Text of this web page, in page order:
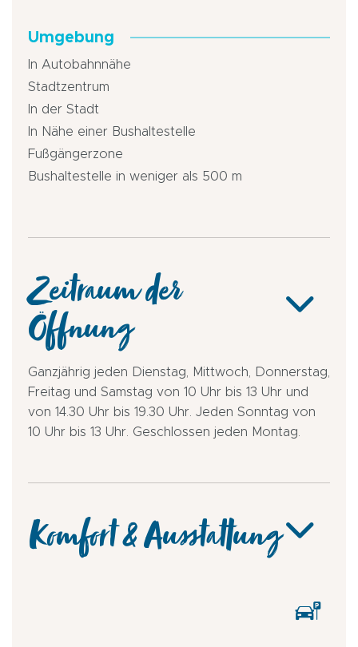
Umgebung
In Autobahnnähe
Stadtzentrum
In der Stadt
In Nähe einer Bushaltestelle
Fußgängerzone
Bushaltestelle in weniger als 500 m
Zeitraum der
Öffnung
Ganzjährig jeden Dienstag, Mittwoch, Donnerstag,
Freitag und Samstag von 10 Uhr bis 13 Uhr und
von 14.30 Uhr bis 19.30 Uhr. Jeden Sonntag von
10 Uhr bis 13 Uhr. Geschlossen jeden Montag.
Komfort & Ausstattung